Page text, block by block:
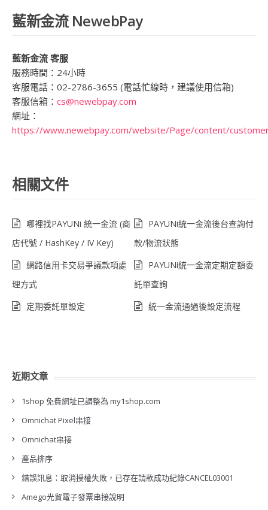
藍新金流 NewebPay
藍新金流 客服
服務時間：24小時
客服電話：02-2786-3655 (電話忙線時，建議使用信箱)
客服信箱： cs@newebpay.com
網址：
https://www.newebpay.com/website/Page/content/
相關文件
哪裡找PAYUNi 統一金流 (商
店代號 / HashKey / IV Key)
PAYUNi統一金流後台查詢付
款/物流狀態
網路信用卡交易爭議款項處
理方式
PAYUNi統一金流定期定額委
託單查詢
定期委託單設定
統一金流通過後設定流程
近期文章
1shop 免費網址已調整為 my1shop.com
Omnichat Pixel串接
Omnichat串接
產品排序
錯誤訊息：取消授權失敗，已存在請款成功紀錄CANCEL03001
Amego光貿電子發票串接說明